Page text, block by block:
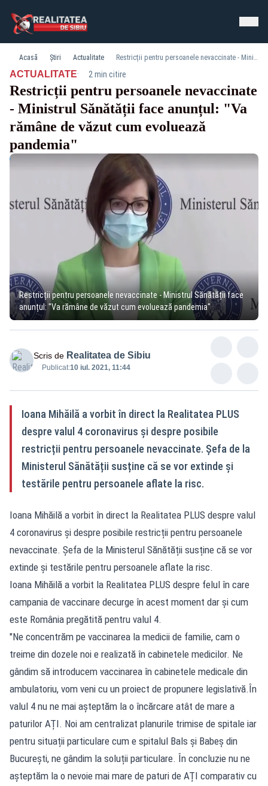
Acasă Știri Actualitate Restricții pentru persoanele nevaccinate - Ministrul Sănătății face anunțul: "Va rămâne de văzut cum evoluează pandemia"
ACTUALITATE· 2 min citire
Restricții pentru persoanele nevaccinate
- Ministrul Sănătății face anunțul: "Va
rămâne de văzut cum evoluează
pandemia"
Restricții pentru persoanele nevaccinate - Ministrul Sănătății face
anunțul: "Va rămâne de văzut cum evoluează pandemia"
Scris de Realitatea de Sibiu
Publicat:10 iul. 2021, 11:44
Ioana Mihăilă a vorbit în direct la Realitatea PLUS
despre valul 4 coronavirus și despre posibile
restricții pentru persoanele nevaccinate. Șefa de la
Ministerul Sănătății susține că se vor extinde și
testările pentru persoanele aflate la risc.
Ioana Mihăilă a vorbit în direct la Realitatea PLUS despre valul
4 coronavirus și despre posibile restricții pentru persoanele
nevaccinate. Șefa de la Ministerul Sănătății susține că se vor
extinde și testările pentru persoanele aflate la risc.
Ioana Mihăilă a vorbit la Realitatea PLUS despre felul în care
campania de vaccinare decurge în acest moment dar și cum
este România pregătită pentru valul 4.
"Ne concentrăm pe vaccinarea la medicii de familie, cam o
treime din dozele noi e realizată în cabinetele medicilor. Ne
gândim să introducem vaccinarea în cabinetele medicale din
ambulatoriu, vom veni cu un proiect de propunere legislativă.În
valul 4 nu ne mai așteptăm la o încărcare atât de mare a
paturilor AȚI. Noi am centralizat planurile trimise de spitale iar
pentru situații particulare cum e spitalul Bals și Babeș din
București, ne gândim la soluții particulare. În concluzie nu ne
așteptăm la o nevoie mai mare de paturi de AȚI comparativ cu